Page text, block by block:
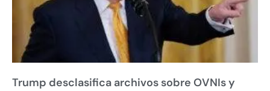
Trump desclasifica archivos sobre OVNIs y